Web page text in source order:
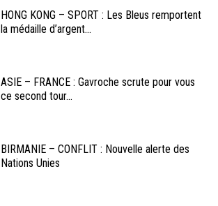
HONG KONG – SPORT : Les Bleus remportent
la médaille d’argent...
ASIE – FRANCE : Gavroche scrute pour vous
ce second tour...
BIRMANIE – CONFLIT : Nouvelle alerte des
Nations Unies